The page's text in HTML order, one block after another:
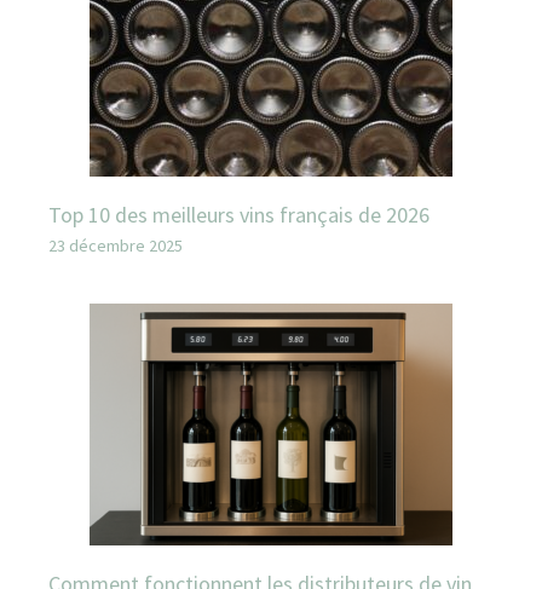
Top 10 des meilleurs vins français de 2026
23 décembre 2025
Comment fonctionnent les distributeurs de vin